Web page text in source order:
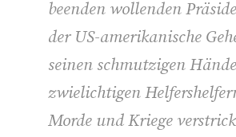
beenden wollenden
der US-amerikanische
seinen schmutzigen
zwielichtigen
Morde und Kriege